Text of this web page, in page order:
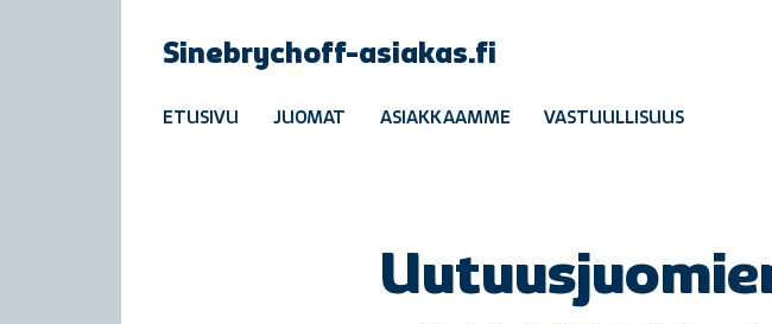
Sinebrychoff-asiakas.fi
ETUSIVU JUOMAT ASIAKKAAMME VASTUULLISUUS